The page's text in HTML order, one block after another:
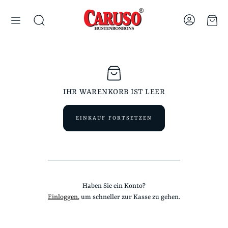
Suche
IHR WARENKORB IST LEER
EINKAUF FORTSETZEN
Haben Sie ein Konto?
Einloggen, um schneller zur Kasse zu gehen.